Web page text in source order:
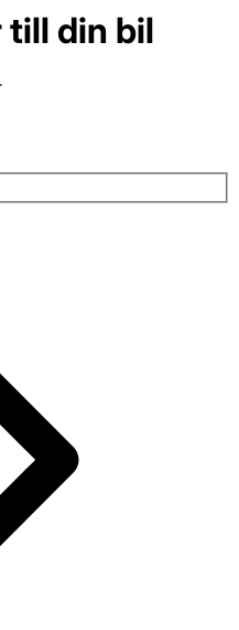
din bil